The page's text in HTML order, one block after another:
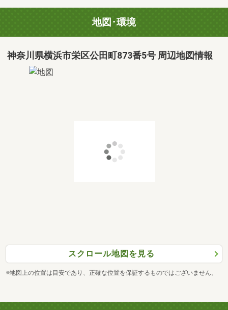
地図･環境
神奈川県横浜市栄区公田町873番5号 周辺地図情報
スクロール地図を見る
※地図上の位置は目安であり、正確な位置を保証するものではございません。